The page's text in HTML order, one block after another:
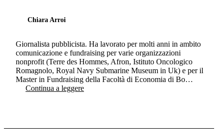
Chiara Arroi
Giornalista pubblicista. Ha lavorato per molti anni in ambito
comunicazione e fundraising per varie organizzazioni
nonprofit (Terre des Hommes, Afron, Istituto Oncologico
Romagnolo, Royal Navy Submarine Museum in Uk) e per il
Master in Fundraising della Facoltà di Economia di Bo…
Continua a leggere